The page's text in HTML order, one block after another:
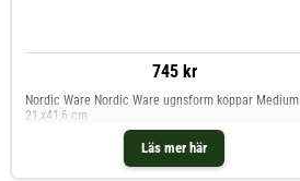
745 kr
Läs mer här
Nordic Ware Nordic Ware ugnsform koppar Medium
21,x41,6 cm